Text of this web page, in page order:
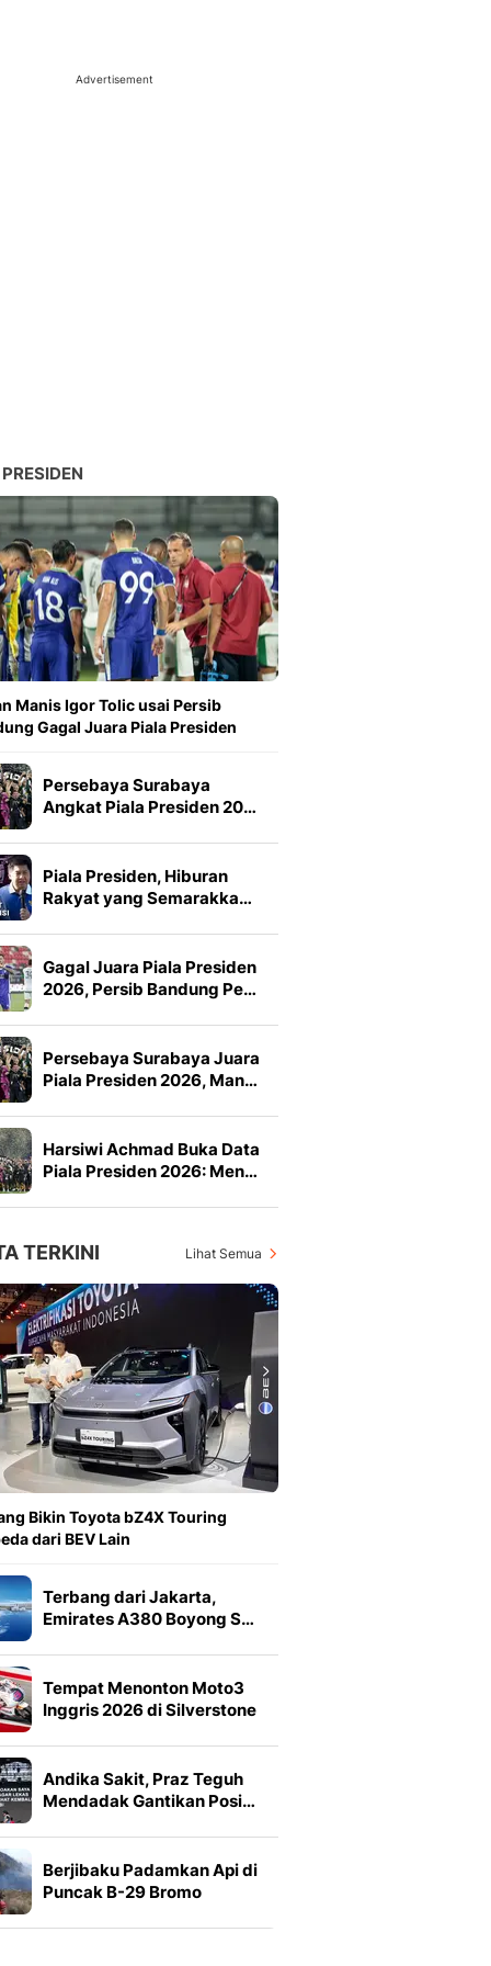
Advertisement
Manis Igor Tolic usai Persib
Gagal Juara Piala Presiden
Persebaya Surabaya
Angkat Piala Presiden 20…
Piala Presiden, Hiburan
Rakyat yang Semarakka…
Gagal Juara Piala Presiden
2026, Persib Bandung Pe…
Persebaya Surabaya Juara
Piala Presiden 2026, Man…
Harsiwi Achmad Buka Data
Piala Presiden 2026: Men…
TERKINI Lihat Semua
Bikin Toyota bZ4X Touring
dari BEV Lain
Terbang dari Jakarta,
Emirates A380 Boyong S…
Tempat Menonton Moto3
Inggris 2026 di Silverstone
Andika Sakit, Praz Teguh
Mendadak Gantikan Posi…
Berjibaku Padamkan Api di
Puncak B-29 Bromo